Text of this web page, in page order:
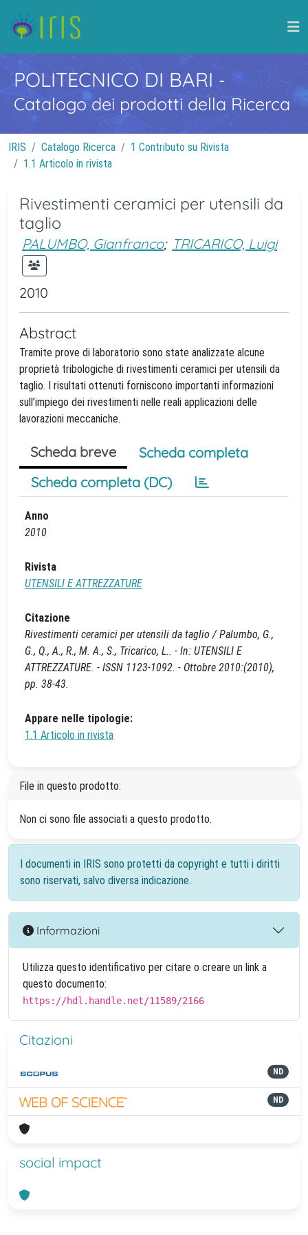
POLITECNICO DI BARI -
Catalogo dei prodotti della Ricerca
IRIS Catalogo Ricerca
1 Contributo su Rivista
1.1 Articolo in rivista
Rivestimenti ceramici per utensili da
taglio
PALUMBO, Gianfranco; TRICARICO, Luigi
2010
Abstract
Tramite prove di laboratorio sono state analizzate alcune
proprietà tribologiche di rivestimenti ceramici per utensili da
taglio. I risultati ottenuti forniscono importanti informazioni
sull’impiego dei rivestimenti nelle reali applicazioni delle
lavorazioni meccaniche.
Scheda breve
Scheda completa
Scheda completa (DC)
Anno
2010
Rivista
UTENSILI E ATTREZZATURE
Citazione
Rivestimenti ceramici per utensili da taglio / Palumbo, G.,
G., Q., A., R., M. A., S., Tricarico, L.. - In: UTENSILI E
ATTREZZATURE. - ISSN 1123-1092. - Ottobre 2010:(2010),
pp. 38-43.
Appare nelle tipologie:
1.1 Articolo in rivista
File in questo prodotto:
Non ci sono file associati a questo prodotto.
I documenti in IRIS sono protetti da copyright e tutti i diritti
sono riservati, salvo diversa indicazione.
Informazioni
Utilizza questo identificativo per citare o creare un link a
questo documento:
https://hdl.handle.net/11589/2166
Citazioni
ND
ND
social impact